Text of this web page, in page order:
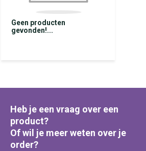
Geen producten
gevonden!...
Heb je een vraag over een
product?
Of wil je meer weten over je
order?